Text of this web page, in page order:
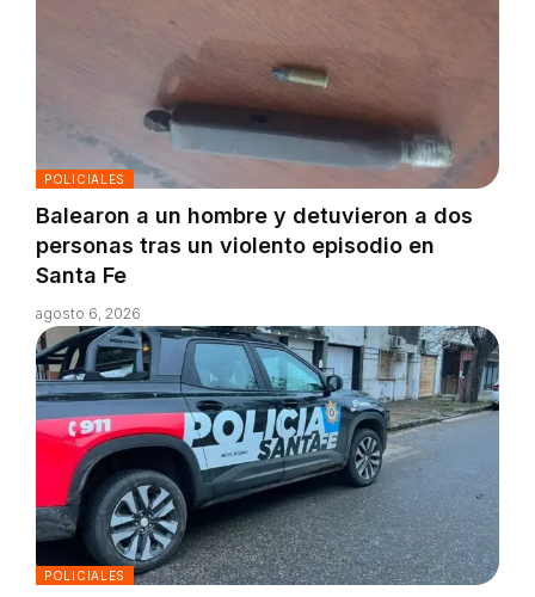
POLICIALES
Balearon a un hombre y detuvieron a dos
personas tras un violento episodio en
Santa Fe
agosto 6, 2026
POLICIALES